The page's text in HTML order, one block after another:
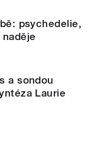
psychedelie,
a sondou
Laurie